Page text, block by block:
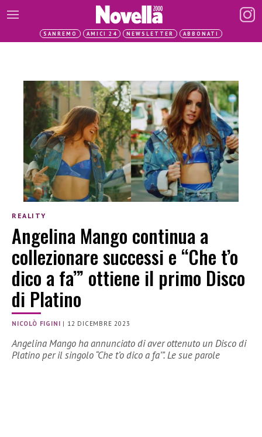
SANREMO AMICI 24 NEWSLETTER ABBONATI
REALITY
Angelina Mango continua a
collezionare successi e “Che t’o
dico a fa’” ottiene il primo Disco
di Platino
NICOLÒ FIGINI | 12 DICEMBRE 2023
Angelina Mango ha annunciato di aver ottenuto un Disco di
Platino per il singolo “Che t’o dico a fa’”. Le sue parole